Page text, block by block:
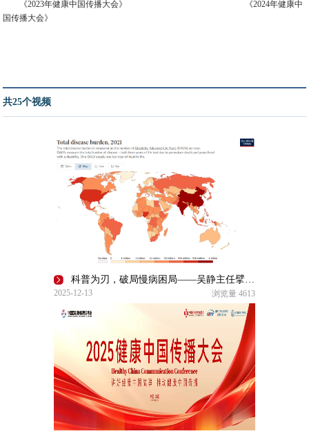
《2023年健康中国传播大会》 《2024年健康中
国传播大会》
共25个视频
科普为刃，破局慢病困局——吴静主任擘画中国慢病防控新路径 | 2025健康中国传播大会
2025-12-13 浏览量 4613